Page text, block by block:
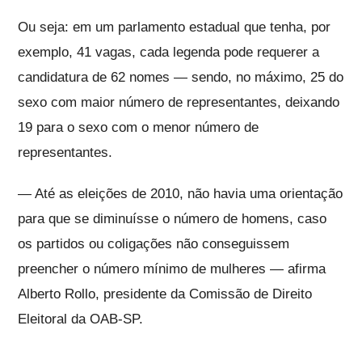
Ou seja: em um parlamento estadual que tenha, por
exemplo, 41 vagas, cada legenda pode requerer a
candidatura de 62 nomes — sendo, no máximo, 25 do
sexo com maior número de representantes, deixando
19 para o sexo com o menor número de
representantes.
— Até as eleições de 2010, não havia uma orientação
para que se diminuísse o número de homens, caso
os partidos ou coligações não conseguissem
preencher o número mínimo de mulheres — afirma
Alberto Rollo, presidente da Comissão de Direito
Eleitoral da OAB-SP.